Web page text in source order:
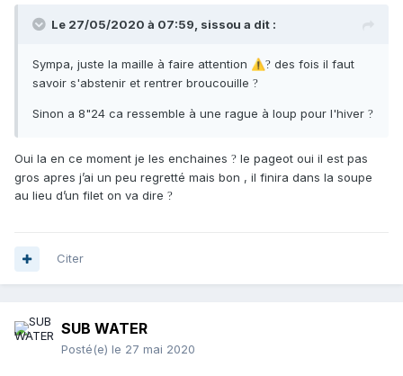
Le 27/05/2020 à 07:59, sissou a dit :
Sympa, juste la maille à faire attention ⚠️? des fois il faut
savoir s'abstenir et rentrer broucouille ?
Sinon a 8"24 ca ressemble à une rague à loup pour l'hiver ?
Oui la en ce moment je les enchaines ? le pageot oui il est pas
gros apres j’ai un peu regretté mais bon , il finira dans la soupe
au lieu d’un filet on va dire ?
Citer
SUB WATER
Posté(e) le 27 mai 2020